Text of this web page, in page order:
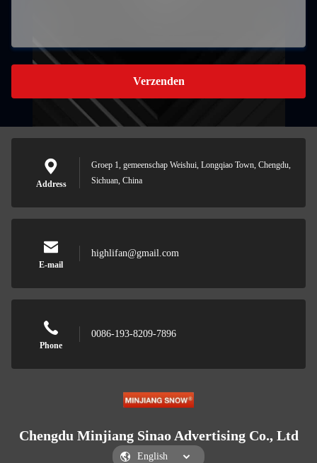
Verzenden
Address
Groep 1, gemeenschap Weishui, Longqiao Town, Chengdu,
Sichuan, China
E-mail
highlifan@gmail.com
Phone
0086-193-8209-7896
Chengdu Minjiang Sinao Advertising Co., Ltd